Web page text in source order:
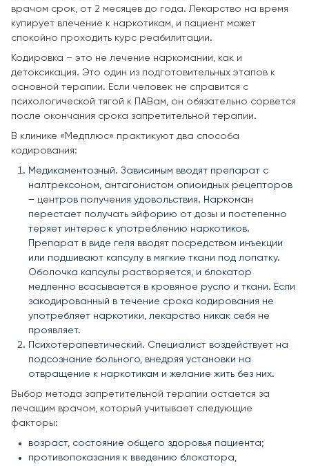
врачом срок, от 2 месяцев до года. Лекарство на время
купирует влечение к наркотикам, и пациент может
спокойно проходить курс реабилитации.
Кодировка – это не лечение наркомании, как и
детоксикация. Это один из подготовительных этапов к
основной терапии. Если человек не справится с
психологической тягой к ПАВам, он обязательно сорвется
после окончания срока запретительной терапии.
В клинике «Медплюс» практикуют два способа
кодирования:
Медикаментозный. Зависимым вводят препарат с
налтрексоном, антагонистом опиоидных рецепторов
– центров получения удовольствия. Наркоман
перестает получать эйфорию от дозы и постепенно
теряет интерес к употреблению наркотиков.
Препарат в виде геля вводят посредством инъекции
или подшивают капсулу в мягкие ткани под лопатку.
Оболочка капсулы растворяется, и блокатор
медленно всасывается в кровяное русло и ткани. Если
закодированный в течение срока кодирования не
употребляет наркотики, лекарство никак себя не
проявляет.
Психотерапевтический. Специалист воздействует на
подсознание больного, внедряя установки на
отвращение к наркотикам и желание жить без них.
Выбор метода запретительной терапии остается за
лечащим врачом, который учитывает следующие
факторы:
возраст, состояние общего здоровья пациента;
противопоказания к введению блокатора,